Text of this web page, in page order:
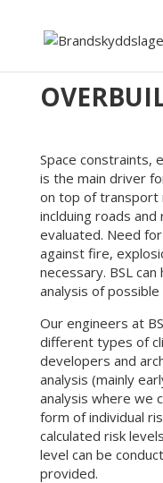
Space constraints,
is the main driver
on top of transport
inclduing roads
evaluated. Need
against fire,
necessary. BSL
analysis of
Our engineers at
different types of
developers and
analysis (mainly
analysis where we
form of individual
calculated risk
level can be
provided.